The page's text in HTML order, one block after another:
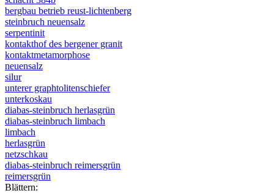
bergbau betrieb reust-lichtenberg
steinbruch neuensalz
serpentinit
kontakthof des bergener granit
kontaktmetamorphose
neuensalz
silur
unterer graphtolitenschiefer
unterkoskau
diabas-steinbruch herlasgrün
diabas-steinbruch limbach
limbach
herlasgrün
netzschkau
diabas-steinbruch reimersgrün
reimersgrün
Blättern: